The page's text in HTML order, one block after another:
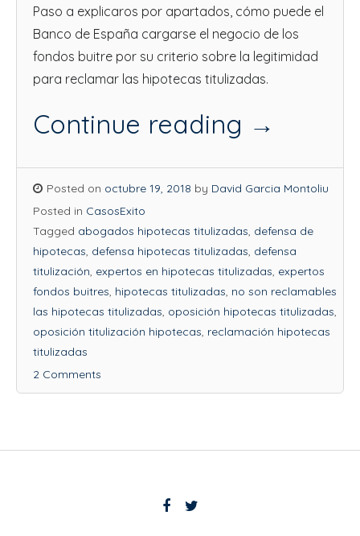
Paso a explicaros por apartados, cómo puede el
Banco de España cargarse el negocio de los
fondos buitre por su criterio sobre la legitimidad
para reclamar las hipotecas titulizadas.
Continue reading →
Posted on octubre 19, 2018 by David Garcia Montoliu
Posted in CasosExito
Tagged abogados hipotecas titulizadas, defensa de
hipotecas, defensa hipotecas titulizadas, defensa
titulización, expertos en hipotecas titulizadas, expertos
fondos buitres, hipotecas titulizadas, no son reclamables
las hipotecas titulizadas, oposición hipotecas titulizadas,
oposición titulización hipotecas, reclamación hipotecas
titulizadas
2 Comments